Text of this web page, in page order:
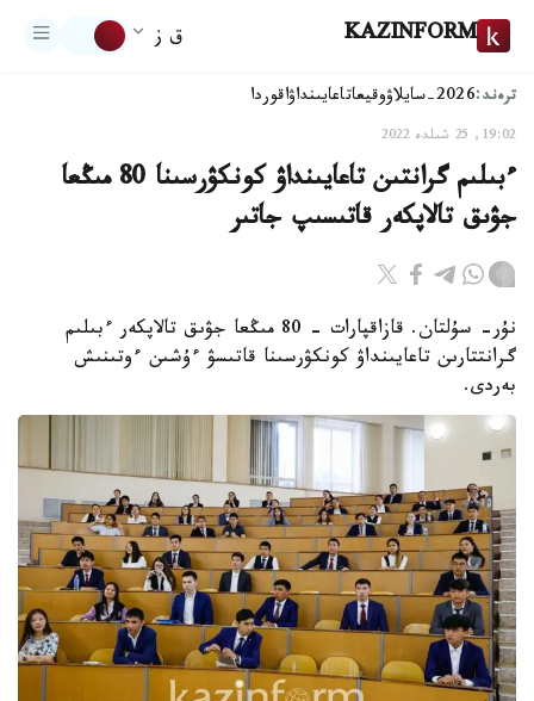
KAZINFORM ق ز
ترەند:2026-سايلاۋ وقيعاتاعايىنداۋاقوردا
19:02, 25 شىلدە 2022
ءبىلىم گرانتىن تاعايىنداۋ كونكۋرسىنا 80 مىڭعا
جۋىق تالاپكەر قاتىسىپ جاتىر
نۇر- سۇلتان. قازاقپارات - 80 مىڭعا جۋىق تالاپكەر ءبىلىم
گرانتتارىن تاعايىنداۋ كونكۋرسىنا قاتىسۋ ءۇشىن ءوتىنىش
بەردى.